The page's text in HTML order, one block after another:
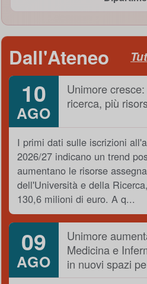
Dall'Ateneo
10
AGO
Unimore
ricerca, più
I primi dati sulle iscrizioni
2026/27 indicano un trend
aumentano le risorse
dell'Università e della
130,6 milioni di euro. A q...
09
AGO
Unimore
Medicina e
in nuovi spazi